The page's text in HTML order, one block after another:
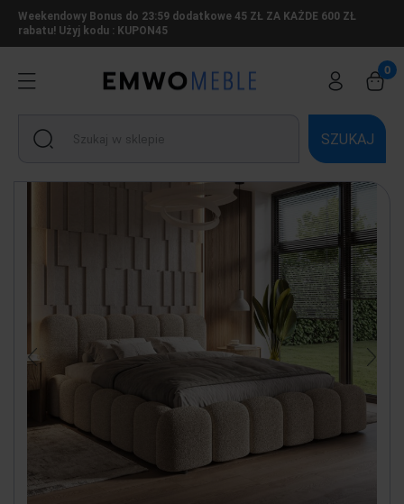
Weekendowy Bonus do 23:59 dodatkowe 45 ZŁ ZA KAŻDE 600 ZŁ
rabatu! Użyj kodu : KUPON45
SZUKAJ